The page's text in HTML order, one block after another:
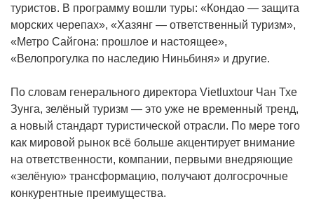
туристов. В программу вошли туры: «Кондао — защита
морских черепах», «Хазянг — ответственный туризм»,
«Метро Сайгона: прошлое и настоящее»,
«Велопрогулка по наследию Ниньбиня» и другие.
По словам генерального директора Vietluxtour Чан Тхе
Зунга, зелёный туризм — это уже не временный тренд,
а новый стандарт туристической отрасли. По мере того
как мировой рынок всё больше акцентирует внимание
на ответственности, компании, первыми внедряющие
«зелёную» трансформацию, получают долгосрочные
конкурентные преимущества.